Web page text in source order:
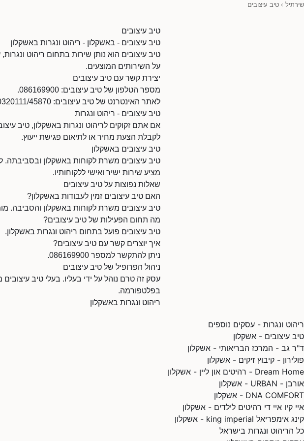
שירתיל › טיב עיצובים
טיב עיצובים
טיב עיצובים - באשקלון - ריהוט ונגרות באשקלון
טיב עיצובים הוא נותן שירות בתחום ריהוט
על השירותים המוצעים.
יצירת קשר עם טיב עיצובים
מספר הטלפון של טיב עיצובים: 086169900.
לאתר האינטרנט של טיב עיצובים: https://www.d.co.il/80320111/45870/
טיב עיצובים - ריהוט ונגרות
אם אתם זקוקים לריהוט ונגרות באשקלון, טיב
לקבלת הצעת מחיר או לתיאום פגישת ייעוץ.
טיב עיצובים באשקלון
טיב עיצובים משרת לקוחות באשקלון ובסביבתה.
מציע שירות ישיר ואישי ללקוחותיו.
שאלות נפוצות על טיב עיצובים
האם טיב עיצובים זמין לעבודות באשקלון?
טיב עיצובים משרת לקוחות באשקלון והסביבה.
מה תחום הפעילות של טיב עיצובים?
טיב עיצובים פועל בתחום ריהוט ונגרות באשקלון.
איך יוצרים קשר עם טיב עיצובים?
ניתן להתקשר למספר 086169900.
ניהול הפרופיל של טיב עיצובים
עסק זה טרם נוהל על ידי בעליו. בעלי טיב
בפלטפורמה.
ריהוט ונגרות באשקלון
ריהוט ונגרות - עסקים נוספים
טיב עיצובים - אשקלון
ד"ר גב - המרכז הבריאותי - אשקלון
פולירון - קיבוץ זיקים - אשקלון
Dream Home - רהיטים און ליין - אשקלון
אורבן - URBAN - אשקלון
DNA COMFORT - אשקלון
איי קיו איי די רהיטים לילדים - אשקלון
קינג אימפריאל king imperial - אשקלון
כל הריהוט ונגרות בישראל